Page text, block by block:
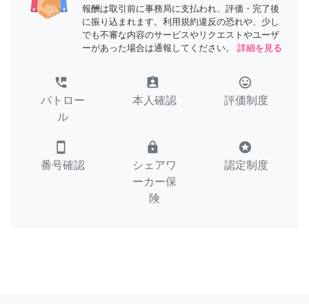
報酬は取引前に事務局に支払われ、評価・完了後
に振り込まれます。利用規約違反の恐れや、少し
でも不審な内容のサービスやリクエストやユーザ
ーがあった場合は通報してください。
詳細を見る
perm_phone_msg
パトロー
ル
assignment_ind
本人確認
tag_faces
評価制度
smartphone
番号確認
lock
シェアワ
ーカー保
険
stars
認定制度